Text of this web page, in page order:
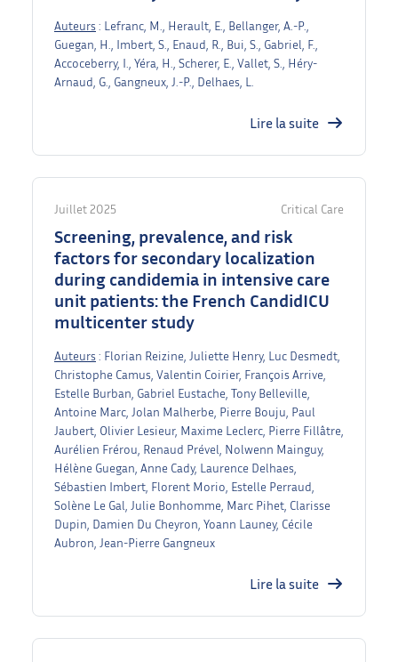
Auteurs : Lefranc, M., Herault, E., Bellanger, A.-P.,
Guegan, H., Imbert, S., Enaud, R., Bui, S., Gabriel, F.,
Accoceberry, I., Yéra, H., Scherer, E., Vallet, S., Héry-
Arnaud, G., Gangneux, J.-P., Delhaes, L.
Lire la suite
Juillet 2025 Critical Care
Screening, prevalence, and risk
factors for secondary localization
during candidemia in intensive care
unit patients: the French CandidICU
multicenter study
Auteurs : Florian Reizine, Juliette Henry, Luc Desmedt,
Christophe Camus, Valentin Coirier, François Arrive,
Estelle Burban, Gabriel Eustache, Tony Belleville,
Antoine Marc, Jolan Malherbe, Pierre Bouju, Paul
Jaubert, Olivier Lesieur, Maxime Leclerc, Pierre Fillâtre,
Aurélien Frérou, Renaud Prével, Nolwenn Mainguy,
Hélène Guegan, Anne Cady, Laurence Delhaes,
Sébastien Imbert, Florent Morio, Estelle Perraud,
Solène Le Gal, Julie Bonhomme, Marc Pihet, Clarisse
Dupin, Damien Du Cheyron, Yoann Launey, Cécile
Aubron, Jean-Pierre Gangneux
Lire la suite